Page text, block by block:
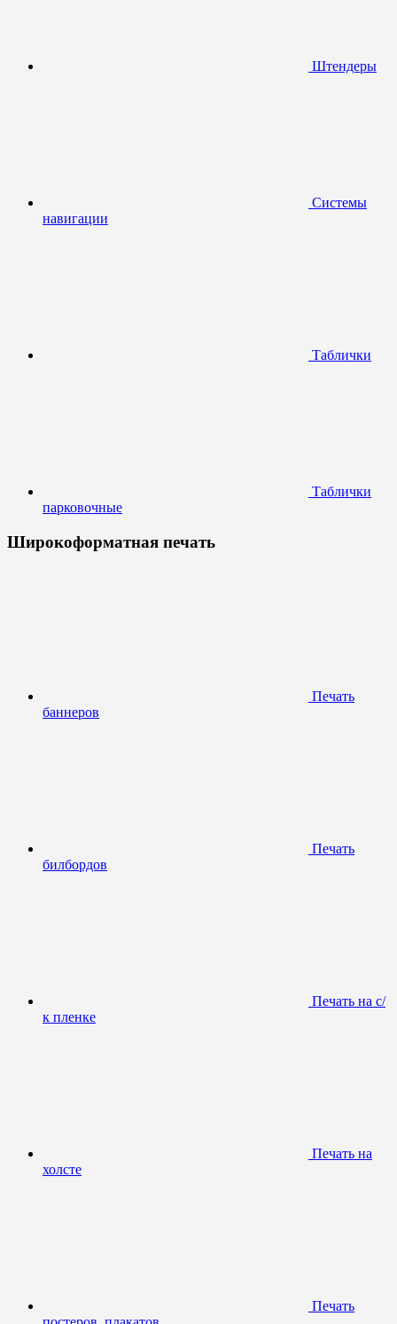
Штендеры
Системы
навигации
Таблички
Таблички
парковочные
Широкоформатная печать
Печать
баннеров
Печать
билбордов
Печать на с/
к пленке
Печать на
холсте
Печать